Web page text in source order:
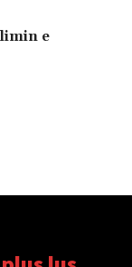
e